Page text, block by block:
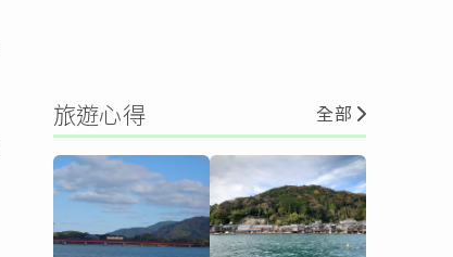
旅遊心得 全部